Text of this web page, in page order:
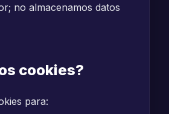
no almacenamos datos
cookies?
para: